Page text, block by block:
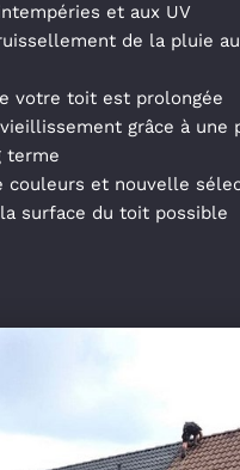
et aux UV
de la pluie
votre toit est prolongée
grâce à une
terme
couleurs et nouvelle
surface du toit possible